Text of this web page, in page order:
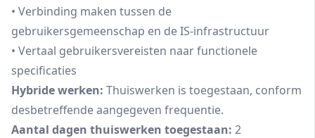
• Verbinding maken tussen de
gebruikersgemeenschap en de IS-infrastructuur
• Vertaal gebruikersvereisten naar functionele
specificaties
Hybride werken: Thuiswerken is toegestaan, conform
desbetreffende aangegeven frequentie.
Aantal dagen thuiswerken toegestaan: 2